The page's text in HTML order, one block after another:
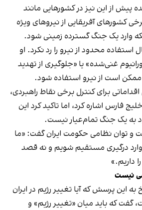
پیش از این نیز در کشورهایی مانند
کشورهای آفریقایی از نیروهای ویژه
وارد یک جنگ گسترده زمینی شود.
استفاده محدود از نیرو را رد نکرد. او
غنی‌شده» یا «جلوگیری از تهدید
ممکن است از نیرو استفاده شود.
برای کنترل برخی نقاط راهبردی،
فارس اشاره کرد، اما تاکید کرد این
به یک جنگ تمام‌عیار نیست.
و توان نظامی حکومت ایران گفت: «ما
درگیری مستقیم شویم و نه قصد
داریم.»
نیست
این پرسش که آیا تغییر رژیم در ایران
گفت که باید میان «تغییر رژیم» و